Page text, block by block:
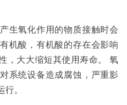
生氧化作用的物质接触时会
机酸，有机酸的存在会影响
，大大缩短其使用寿命。 氧
系统设备造成腐蚀，严重影
。